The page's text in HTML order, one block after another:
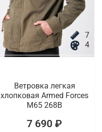
7
4
Ветровка легкая
хлопковая Armed Forces
M65 268B
7 690 ₽